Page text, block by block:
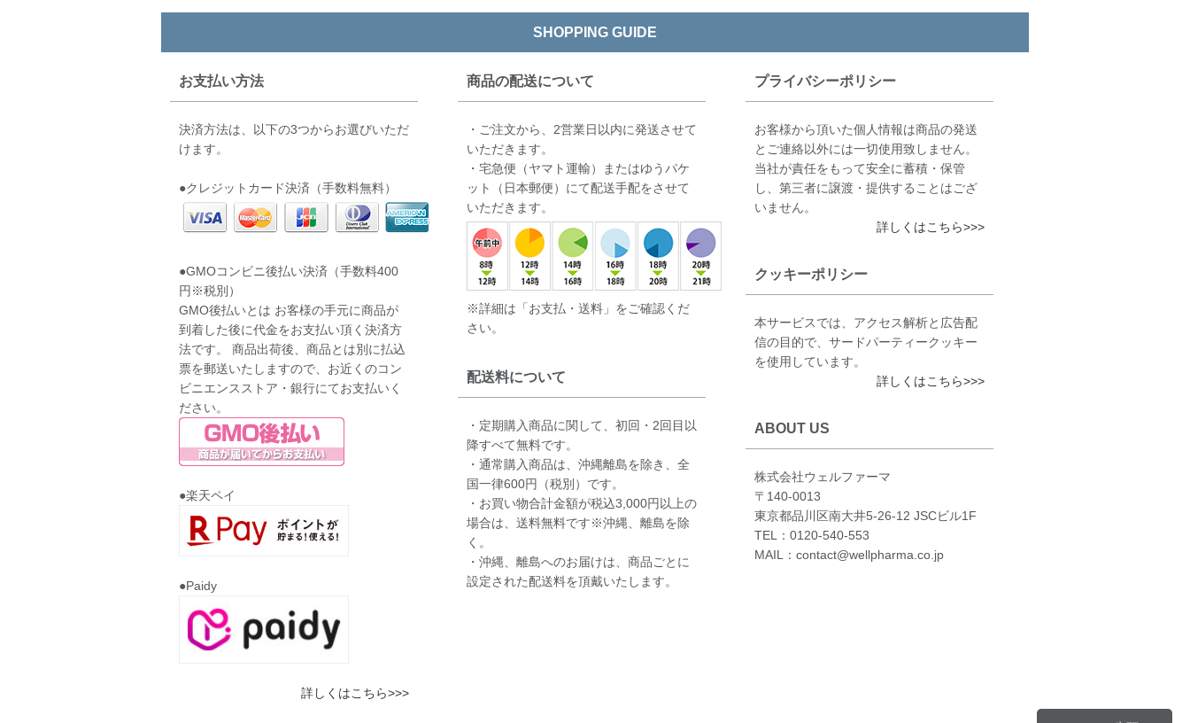
SHOPPING GUIDE
お支払い方法
決済方法は、以下の3つからお選びいただ
けます。
●クレジットカード決済（手数料無料）
●GMOコンビニ後払い決済（手数料400
円※税別）
GMO後払いとは お客様の手元に商品が
到着した後に代金をお支払い頂く決済方
法です。 商品出荷後、商品とは別に払込
票を郵送いたしますので、お近くのコン
ビニエンスストア・銀行にてお支払いく
ださい。
●楽天ペイ
●Paidy
詳しくはこちら>>>
商品の配送について
・ご注文から、2営業日以内に発送させて
いただきます。
・宅急便（ヤマト運輸）またはゆうパケ
ット（日本郵便）にて配送手配をさせて
いただきます。
※詳細は「お支払・送料」をご確認くだ
さい。
配送料について
・定期購入商品に関して、初回・2回目以
降すべて無料です。
・通常購入商品は、沖縄離島を除き、全
国一律600円（税別）です。
・お買い物合計金額が税込3,000円以上の
場合は、送料無料です※沖縄、離島を除
く。
・沖縄、離島へのお届けは、商品ごとに
設定された配送料を頂戴いたします。
プライバシーポリシー
お客様から頂いた個人情報は商品の発送
とご連絡以外には一切使用致しません。
当社が責任をもって安全に蓄積・保管
し、第三者に譲渡・提供することはござ
いません。
詳しくはこちら>>>
クッキーポリシー
本サービスでは、アクセス解析と広告配
信の目的で、サードパーティークッキー
を使用しています。
詳しくはこちら>>>
ABOUT US
株式会社ウェルファーマ
〒140-0013
東京都品川区南大井5-26-12 JSCビル1F
TEL：0120-540-553
MAIL：contact@wellpharma.co.jp